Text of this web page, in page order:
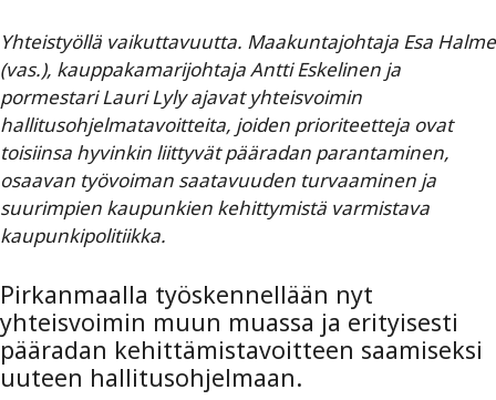
Yhteistyöllä vaikuttavuutta. Maakuntajohtaja Esa Halme
(vas.), kauppakamarijohtaja Antti Eskelinen ja
pormestari Lauri Lyly ajavat yhteisvoimin
hallitusohjelmatavoitteita, joiden prioriteetteja ovat
toisiinsa hyvinkin liittyvät pääradan parantaminen,
osaavan työvoiman saatavuuden turvaaminen ja
suurimpien kaupunkien kehittymistä varmistava
kaupunkipolitiikka.
Pirkanmaalla työskennellään nyt
yhteisvoimin muun muassa ja erityisesti
pääradan kehittämistavoitteen saamiseksi
uuteen hallitusohjelmaan.